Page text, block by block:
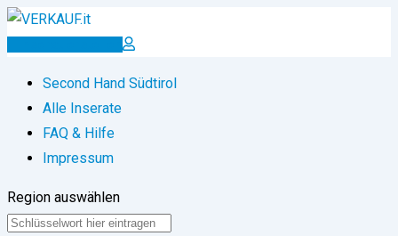
Zum
Inserat erstellen
Second Hand Südtirol
Alle Inserate
FAQ & Hilfe
Impressum
Region auswählen